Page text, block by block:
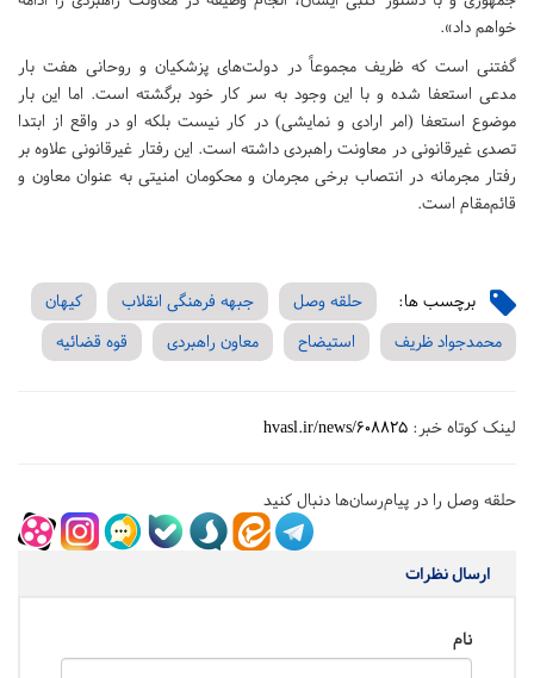
خواهم داد».
گفتنی است که ظریف مجموعاً در دولت‌های پزشکیان و روحانی هفت بار
مدعی استعفا شده و با این وجود به سر کار خود برگشته است. اما این بار
موضوع استعفا (امر ارادی و نمایشی) در کار نیست بلکه او در واقع از ابتدا
تصدی غیرقانونی در معاونت راهبردی داشته است. این رفتار غیرقانونی علاوه بر
رفتار مجرمانه در انتصاب برخی مجرمان و محکومان امنیتی به عنوان معاون و
قائم‌مقام است.
برچسب ها: حلقه وصل جبهه فرهنگی انقلاب
کیهان
محمدجواد ظریف
استیضاح معاون راهبردی قوه قضائیه
لینک کوتاه خبر: hvasl.ir/news/608825
حلقه وصل را در پیام‌رسان‌ها دنبال کنید
ارسال نظرات
نام